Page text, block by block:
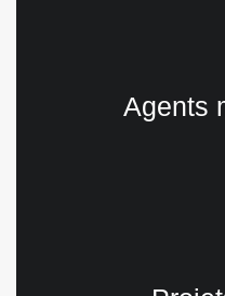
Agents